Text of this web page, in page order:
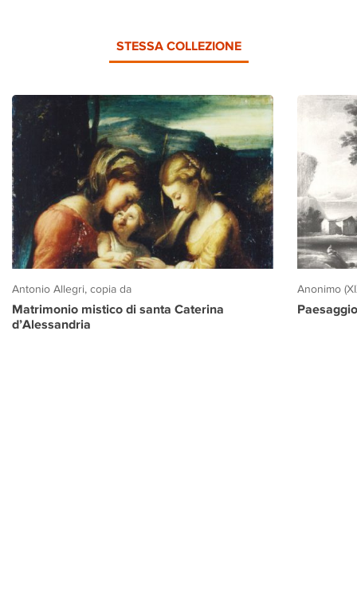
STESSA COLLEZIONE
Antonio Allegri, copia da
Matrimonio mistico di santa Caterina
d’Alessandria
Anonimo